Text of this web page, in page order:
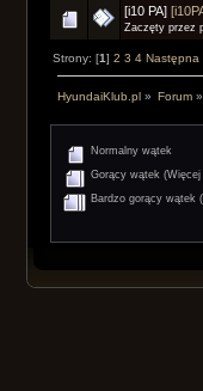
[i10 PA]
Zaczęty przez
Strony: [1]2 3 4 Następna
HyundaiKlub.pl» Forum»
Normalny wątek
Gorący wątek
Bardzo gorący wątek